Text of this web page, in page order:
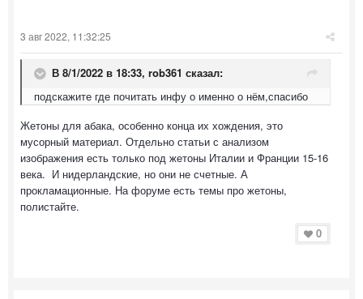
3 авг 2022, 11:32:25
В 8/1/2022 в 18:33, rob361 сказал:
подскажите где почитать инфу о именно о нём,спасибо
Жетоны для абака, особенно конца их хождения, это
мусорный материал. Отдельно статьи с анализом
изображения есть только под жетоны Италии и Франции 15-16
века. И нидерландские, но они не счетные. А
прокламационные. На форуме есть темы про жетоны,
полистайте.
0